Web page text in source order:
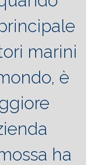
marini
è
ha